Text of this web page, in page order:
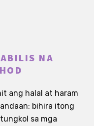
NA
ang halal at haram
bihira itong
sa mga